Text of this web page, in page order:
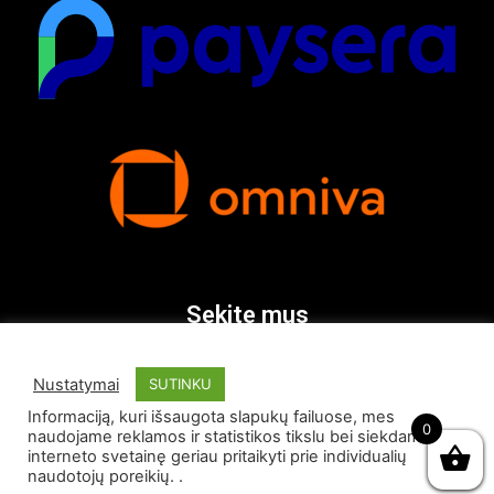
Sekite mus
© Visos teisės saugomos 2026
Nustatymai SUTINKU
Informaciją, kuri išsaugota slapukų failuose, mes
naudojame reklamos ir statistikos tikslu bei siekdami
interneto svetainę geriau pritaikyti prie individualių
naudotojų poreikių. .
0